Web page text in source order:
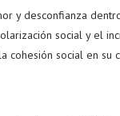
y desconfianza
social y el
cohesión social en su